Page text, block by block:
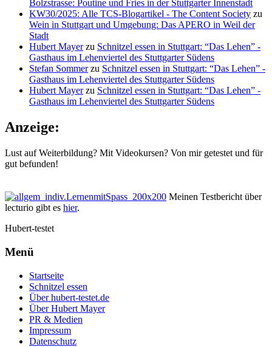
Bolzstrasse: Poutine und Fries in der Stuttgarter Innenstadt
KW30/2025: Alle TCS-Blogartikel - The Content Society zu
Wein in Stuttgart und Umgebung: Das APERO in Weil der
Stadt
Hubert Mayerzu Schnitzel essen in Stuttgart: “Das Lehen” -
Gasthaus im Lehenviertel des Stuttgarter Südens
Stefan Sommerzu Schnitzel essen in Stuttgart: “Das Lehen” -
Gasthaus im Lehenviertel des Stuttgarter Südens
Hubert Mayerzu Schnitzel essen in Stuttgart: “Das Lehen” -
Gasthaus im Lehenviertel des Stuttgarter Südens
Anzeige:
Lust auf Weiterbildung? Mit Videokursen? Von mir getestet und für
gut befunden!
Meinen Testbericht über
lecturio gibt es hier.
Hubert-testet
Menü
Startseite
Schnitzel essen
Über hubert-testet.de
Über Hubert Mayer
PR & Medien
Impressum
Datenschutz